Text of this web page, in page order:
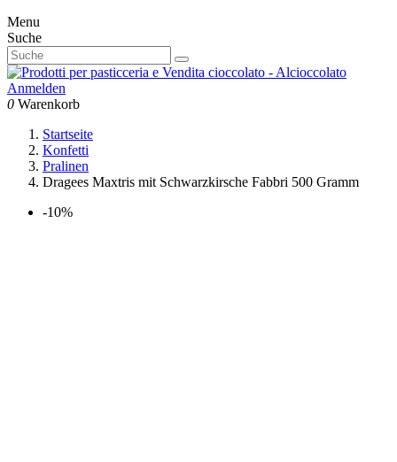
Menu
Suche
Anmelden
0 Warenkorb
Startseite
Konfetti
Pralinen
Dragees Maxtris mit Schwarzkirsche Fabbri 500 Gramm
-10%